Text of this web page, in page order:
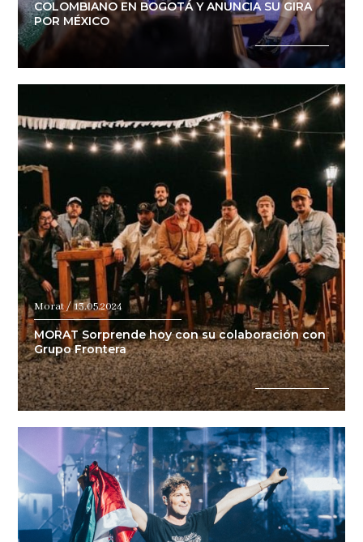
COLOMBIANO EN BOGOTÁ Y ANUNCIA SU GIRA
POR MÉXICO
Morat / 13.05.2024
MORAT Sorprende hoy con su colaboración con
Grupo Frontera